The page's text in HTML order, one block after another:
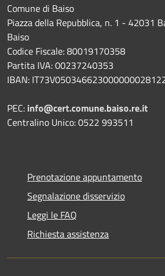
Comune di Baiso
Piazza della Repubblica, n. 1 - 42031
Baiso
Codice Fiscale: 80019170358
Partita IVA: 00237240353
IBAN:
PEC: info@cert.comune.baiso.re.it
Centralino Unico: 0522 993511
Prenotazione appuntamento
Segnalazione disservizio
Leggi le FAQ
Richiesta assistenza